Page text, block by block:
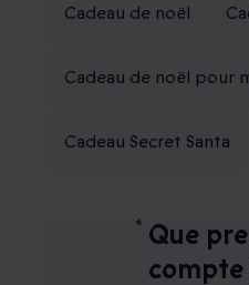
Cadeau de noël
Cadeau de noël pour
Cadeau Secret Santa
Que